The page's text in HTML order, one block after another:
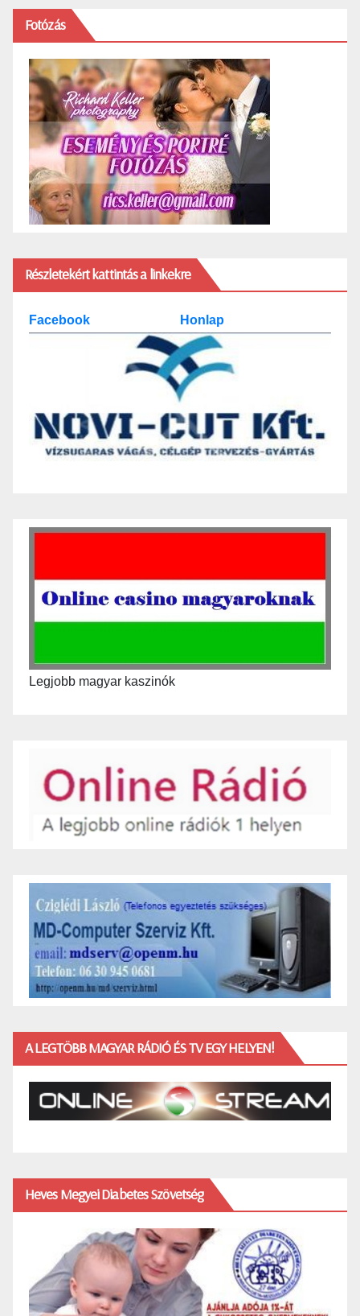
Fotózás
Részletekért kattintás a linkekre
Facebook Honlap
Legjobb magyar kaszinók
A LEGTÖBB MAGYAR RÁDIÓ ÉS TV EGY HELYEN!
Heves Megyei Diabetes Szövetség